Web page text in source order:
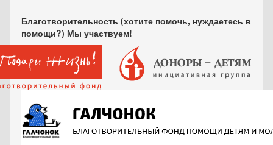
Благотворительность (хотите помочь, нуждаетесь в
помощи?) Мы участвуем!